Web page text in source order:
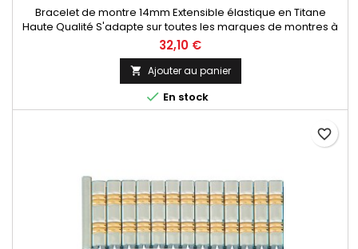
Bracelet de montre 14mm Extensible élastique en Titane
Haute Qualité S'adapte sur toutes les marques de montres à
entre-corne droite Bracelet Original de la marque ROWI
FIXOFLEX Made In Germany Since 1885
32,10 €
 Ajouter au panier
 En stock
favorite_border